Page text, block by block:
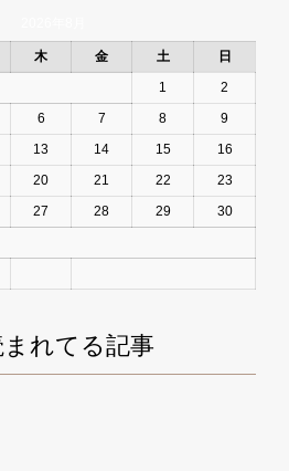
木 金 土 日
1
2
6 7 8
9
13 14 15
16
20 21 22
23
27 28 29
30
れてる記事